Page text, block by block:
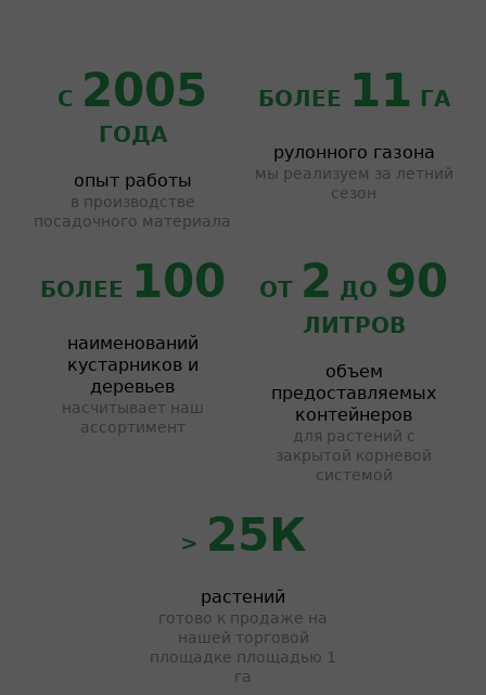
С 2005
ГОДА
опыт работы
в производстве
посадочного материала
БОЛЕЕ 11 ГА
рулонного газона
мы реализуем за летний
сезон
БОЛЕЕ 100
наименований
кустарников и
деревьев
насчитывает наш
ассортимент
ОТ 2 ДО 90
ЛИТРОВ
объем
предоставляемых
контейнеров
для растений с
закрытой корневой
системой
> 25К
растений
готово к продаже на
нашей торговой
площадке площадью 1
га